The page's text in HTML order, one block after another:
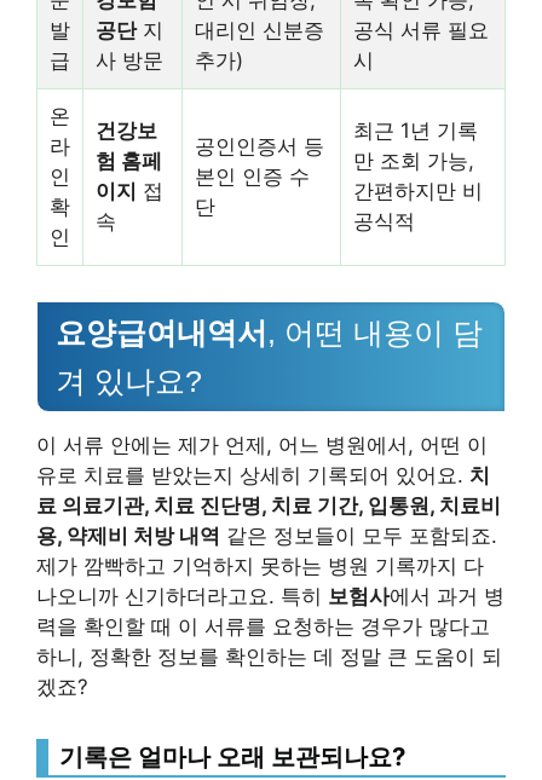
발
급
공단지
사 방문
대리인 신분증
추가)
공식 서류 필요
시
온
라
인
확
인
건강보
험 홈페
이지 접
속
공인인증서 등
본인 인증 수
단
최근 1년 기록
만 조회 가능,
간편하지만 비
공식적
요양급여내역서, 어떤 내용이 담
겨 있나요?
이 서류 안에는 제가 언제, 어느 병원에서, 어떤 이
유로 치료를 받았는지 상세히 기록되어 있어요. 치
료 의료기관, 치료 진단명, 치료 기간, 입통원, 치료비
용, 약제비 처방 내역 같은 정보들이 모두 포함되죠.
제가 깜빡하고 기억하지 못하는 병원 기록까지 다
나오니까 신기하더라고요. 특히 보험사에서 과거 병
력을 확인할 때 이 서류를 요청하는 경우가 많다고
하니, 정확한 정보를 확인하는 데 정말 큰 도움이 되
겠죠?
기록은 얼마나 오래 보관되나요?